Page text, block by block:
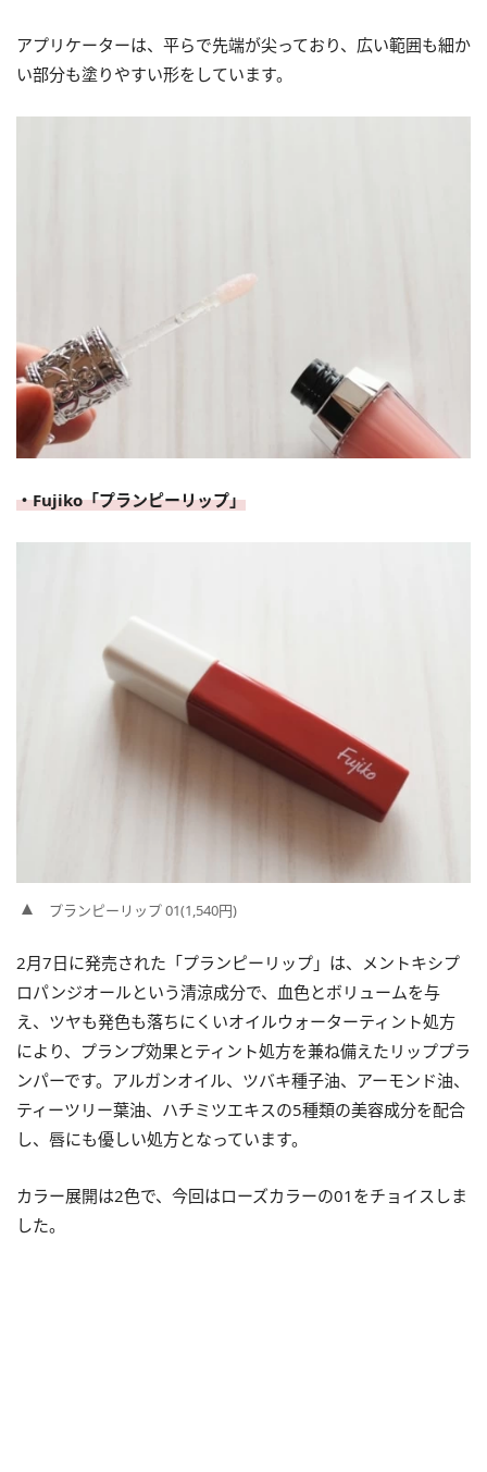
アプリケーターは、平らで先端が尖っており、広い範囲も細か
い部分も塗りやすい形をしています。
・Fujiko「プランピーリップ」
プランピーリップ 01(1,540円)
2月7日に発売された「プランピーリップ」は、メントキシプ
ロパンジオールという清涼成分で、血色とボリュームを与
え、ツヤも発色も落ちにくいオイルウォーターティント処方
により、プランプ効果とティント処方を兼ね備えたリッププラ
ンパーです。アルガンオイル、ツバキ種子油、アーモンド油、
ティーツリー葉油、ハチミツエキスの5種類の美容成分を配合
し、唇にも優しい処方となっています。
カラー展開は2色で、今回はローズカラーの01をチョイスしま
した。